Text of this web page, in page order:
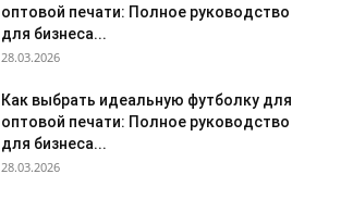
оптовой печати: Полное руководство
для бизнеса...
28.03.2026
Как выбрать идеальную футболку для
оптовой печати: Полное руководство
для бизнеса...
28.03.2026